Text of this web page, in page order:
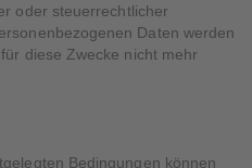
oder steuerrechtlicher
Daten werden
diese Zwecke nicht mehr
Bedingungen können